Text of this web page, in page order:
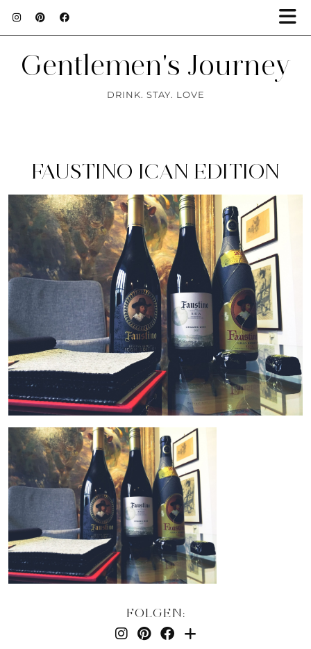
Gentlemen's Journey
DRINK. STAY. LOVE
FAUSTINO ICAN EDITION
FOLGEN: